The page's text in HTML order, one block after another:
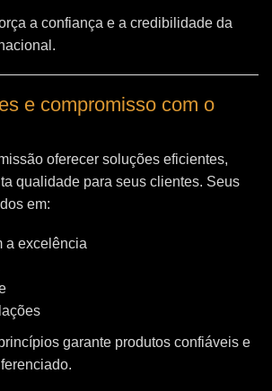
a confiança e a credibilidade da
e compromisso com o
oferecer soluções eficientes,
qualidade para seus clientes. Seus
em:
a excelência
garante produtos confiáveis e